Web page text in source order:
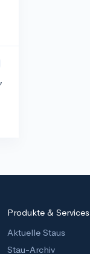
Produkte & Services
Aktuelle Staus
Stau-Archiv